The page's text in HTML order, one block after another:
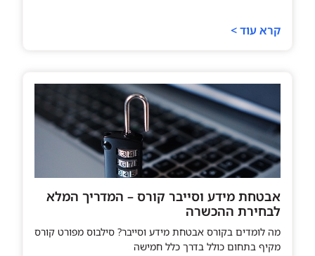
קרא עוד >
אבטחת מידע וסייבר קורס – המדריך המלא
לבחירת ההכשרה
מה לומדים בקורס אבטחת מידע וסייבר? סילבוס מפורט קורס
מקיף בתחום כולל בדרך כלל חמישה